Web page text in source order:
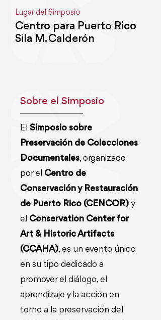
Lugar del Simposio
Centro para Puerto Rico
Sila M. Calderón
Sobre el Simposio
El Simposio sobre
Preservación de Colecciones
Documentales, organizado
por el Centro de
Conservación y Restauración
de Puerto Rico (CENCOR) y
el Conservation Center for
Art & Historic Artifacts
(CCAHA), es un evento único
en su tipo dedicado a
promover el diálogo, el
aprendizaje y la acción en
torno a la preservación del